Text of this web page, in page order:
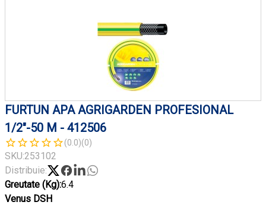
FURTUN APA AGRIGARDEN PROFESIONAL
1/2"-50 M - 412506
(0.0)(0)
SKU:253102
Distribuie:
Greutate (Kg):6.4
Venus DSH